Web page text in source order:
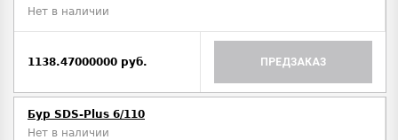
Нет в наличии
1138.47000000 руб. ПРЕДЗАКАЗ
Бур SDS-Plus 6/110
Нет в наличии